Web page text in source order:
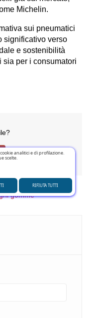
Michelin.
sui pneumatici
significativo verso
e sostenibilità
sia per i consumatori
gomme
analitici e di profilazione.
scelte.
RIFIUTA TUTTI